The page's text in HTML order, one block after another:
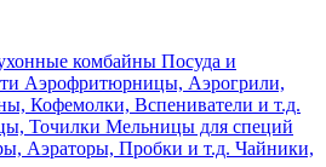
комбайны Посуда и
Аэрофритюрницы, Аэрогрили,
Кофемолки, Вспениватели и т.д.
Точилки Мельницы для специй
Аэраторы, Пробки и т.д. Чайники,